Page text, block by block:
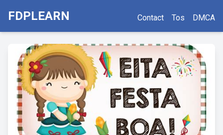
FDPLEARN Contact Tos DMCA